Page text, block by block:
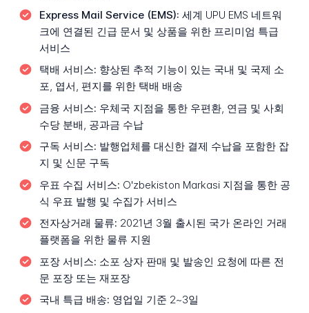
Express Mail Service (EMS): 세계 UPU EMS 네트워
크에 연결된 긴급 문서 및 상품을 위한 프리미엄 특급
서비스
택배 서비스: 향상된 추적 기능이 있는 국내 및 국제 소
포, 엽서, 편지를 위한 택배 배송
금융 서비스: 우체국 지점을 통한 우편환, 연금 및 사회
수당 분배, 공과금 수납
구독 서비스: 발행업체를 대신한 결제 수납을 포함한 잡
지 및 신문 구독
우표 수집 서비스: O'zbekiston Markasi 지점을 통한 공
식 우표 발행 및 수집가 서비스
전자상거래 물류: 2021년 3월 출시된 국가 온라인 거래
플랫폼을 위한 물류 지원
포장 서비스: 소포 상자 판매 및 발송인 요청에 따른 전
문 포장 또는 재포장
국내 특급 배송: 영업일 기준 2~3일